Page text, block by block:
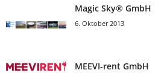
Magic Sky® GmbH
6. Oktober 2013
MEEVI-rent GmbH